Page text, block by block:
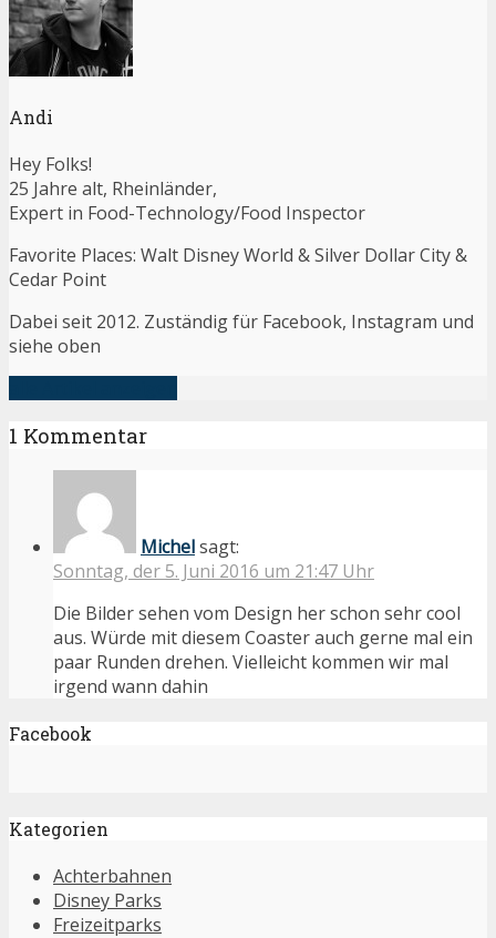
Andi
Hey Folks!
25 Jahre alt, Rheinländer,
Expert in Food-Technology/Food Inspector
Favorite Places: Walt Disney World & Silver Dollar City &
Cedar Point
Dabei seit 2012. Zuständig für Facebook, Instagram und
siehe oben
1 Kommentar
Michelsagt:
Sonntag, der 5. Juni 2016 um 21:47 Uhr
Die Bilder sehen vom Design her schon sehr cool
aus. Würde mit diesem Coaster auch gerne mal ein
paar Runden drehen. Vielleicht kommen wir mal
irgend wann dahin
Facebook
Kategorien
Achterbahnen
Disney Parks
Freizeitparks